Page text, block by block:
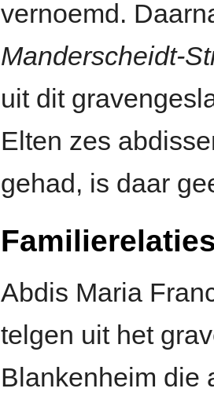
vernoemd.
Manderscheidt-
uit dit
Elten zes
gehad, is daar
Abdis Maria
telgen uit het
Blankenheim die